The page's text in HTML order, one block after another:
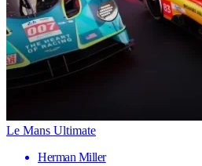
Le Mans Ultimate
Herman Miller